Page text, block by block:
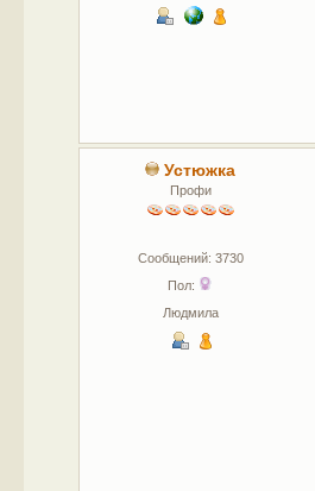
Устюжка
Профи
Сообщений: 3730
Пол:
Людмила